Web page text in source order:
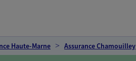
Haute-Marne Assurance Chamouilley